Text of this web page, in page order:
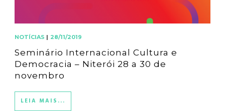
NOTÍCIAS | 28/11/2019
Seminário Internacional Cultura e
Democracia – Niterói 28 a 30 de
novembro
LEIA MAIS...